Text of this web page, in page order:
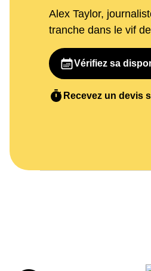
Alex Taylor,
tranche dans le vif
Vérifiez sa
Recevez un devis